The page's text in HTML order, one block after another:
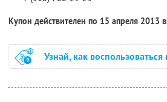
Купон действителен по 15 апреля 2013
Узнай, как